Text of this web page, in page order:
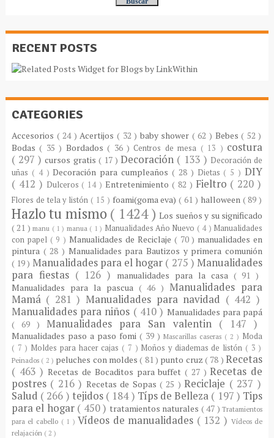
RECENT POSTS
CATEGORIES
Accesorios ( 24 ) Acertijos ( 32 ) baby shower ( 62 ) Bebes( 52 )
Bodas( 35 ) Bordados( 36 ) Centros de mesa ( 13 ) costura
( 297 )cursos gratis ( 17 )Decoración ( 133 ) Decoración de
uñas ( 4 )Decoración para cumpleaños( 28 ) Dietas ( 5 )DIY
( 412 ) Dulceros ( 14 )Entretenimiento ( 82 ) Fieltro ( 220 )
Flores de tela y listón ( 15 ) foami(goma eva)( 61 ) halloween ( 89 )
Hazlo tu mismo ( 1424 )Los sueños y su significado
( 21 )manu ( 1 ) manua ( 1 ) Manualidades Año Nuevo ( 4 ) Manualidades
con papel ( 9 )Manualidades de Reciclaje ( 70 ) manualidades en
pintura ( 28 ) Manualidades para Bautizos y primera comunión
( 19 ) Manualidades para el hogar ( 275 )Manualidades
para fiestas ( 126 ) manualidades para la casa ( 91 )
Manualidades para la pascua ( 46 ) Manualidades para
Mamá ( 281 ) Manualidades para navidad ( 442 )
Manualidades para niños ( 410 ) Manualidades para papá
( 69 ) Manualidades para San valentin ( 147 )
Manualidades paso a paso fomi ( 39 )Mascarillas caseras ( 2 ) Moda
( 7 ) Moldes para hacer cajas ( 7 ) Moños y diademas de listón ( 3 )
Peinados ( 2 ) peluches con moldes( 81 ) punto cruz( 78 )Recetas
( 463 )Recetas de Bocaditos para buffet( 27 )Recetas de
postres ( 216 ) Recetas de Sopas( 25 )Reciclaje ( 237 )
Salud ( 266 ) tejidos ( 184 ) Típs de Belleza ( 197 ) Tips
para el hogar ( 450 ) tratamientos naturales ( 47 )Tratamientos
para el cabello ( 1 ) Vídeos de manualidades ( 132 ) Vídeos de
relajación ( 2 )